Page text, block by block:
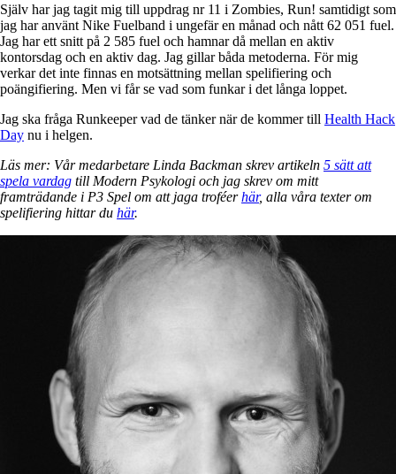
Själv har jag tagit mig till uppdrag nr 11 i Zombies, Run! samtidigt som
jag har använt Nike Fuelband i ungefär en månad och nått 62 051 fuel.
Jag har ett snitt på 2 585 fuel och hamnar då mellan en aktiv
kontorsdag och en aktiv dag. Jag gillar båda metoderna. För mig
verkar det inte finnas en motsättning mellan spelifiering och
poängifiering. Men vi får se vad som funkar i det långa loppet.
Jag ska fråga Runkeeper vad de tänker när de kommer till Health Hack
Day nu i helgen.
Läs mer: Vår medarbetare Linda Backman skrev artikeln 5 sätt att
spela vardag till Modern Psykologi och jag skrev om mitt
framträdande i P3 Spel om att jaga troféerhär, alla våra texter om
spelifiering hittar du här.